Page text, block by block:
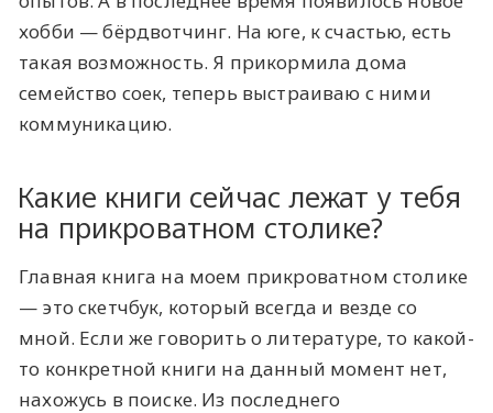
хобби — бёрдвотчинг. На юге, к счастью, есть
такая возможность. Я прикормила дома
семейство соек, теперь выстраиваю с ними
коммуникацию.
Какие книги сейчас лежат у тебя
на прикроватном столике?
Главная книга на моем прикроватном столике
— это скетчбук, который всегда и везде со
мной. Если же говорить о литературе, то какой-
то конкретной книги на данный момент нет,
нахожусь в поиске. Из последнего